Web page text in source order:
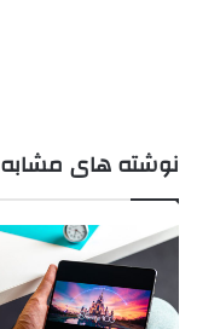
نوشته های مشابه